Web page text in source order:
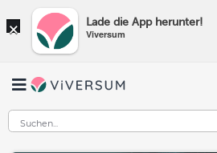
× Lade die App herunter!
Viversum